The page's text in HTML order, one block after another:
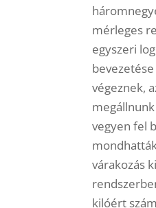
mérleges
egyszeri
végeznek,
vegyen fel
várakozás
kilóért